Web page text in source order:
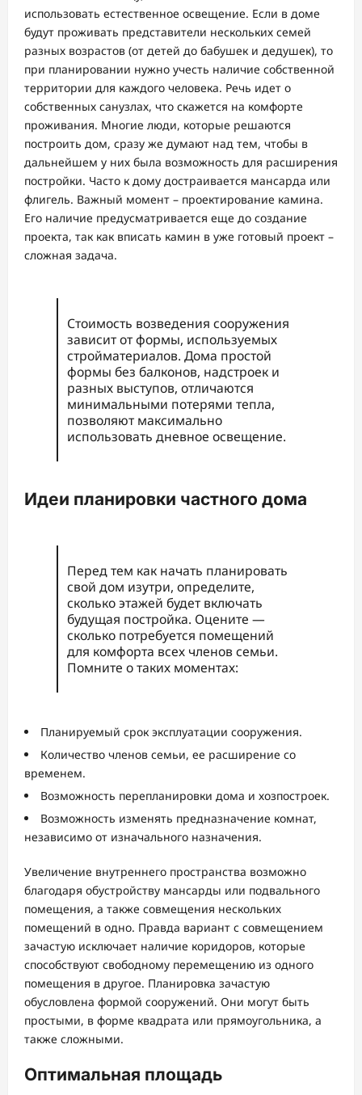
использовать естественное освещение. Если в доме
будут проживать представители нескольких семей
разных возрастов (от детей до бабушек и дедушек), то
при планировании нужно учесть наличие собственной
территории для каждого человека. Речь идет о
собственных санузлах, что скажется на комфорте
проживания. Многие люди, которые решаются
построить дом, сразу же думают над тем, чтобы в
дальнейшем у них была возможность для расширения
постройки. Часто к дому достраивается мансарда или
флигель. Важный момент – проектирование камина.
Его наличие предусматривается еще до создание
проекта, так как вписать камин в уже готовый проект –
сложная задача.
Стоимость возведения сооружения
зависит от формы, используемых
стройматериалов. Дома простой
формы без балконов, надстроек и
разных выступов, отличаются
минимальными потерями тепла,
позволяют максимально
использовать дневное освещение.
Идеи планировки частного дома
Перед тем как начать планировать
свой дом изутри, определите,
сколько этажей будет включать
будущая постройка. Оцените —
сколько потребуется помещений
для комфорта всех членов семьи.
Помните о таких моментах:
Планируемый срок эксплуатации сооружения.
Количество членов семьи, ее расширение со
временем.
Возможность перепланировки дома и хозпостроек.
Возможность изменять предназначение комнат,
независимо от изначального назначения.
Увеличение внутреннего пространства возможно
благодаря обустройству мансарды или подвального
помещения, а также совмещения нескольких
помещений в одно. Правда вариант с совмещением
зачастую исключает наличие коридоров, которые
способствуют свободному перемещению из одного
помещения в другое. Планировка зачастую
обусловлена формой сооружений. Они могут быть
простыми, в форме квадрата или прямоугольника, а
также сложными.
Оптимальная площадь